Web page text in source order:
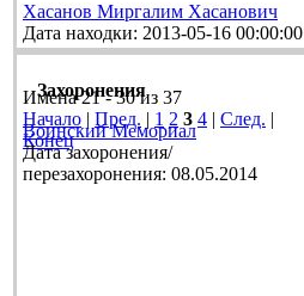
Хасанов Миргалим Хасанович
Дата находки: 2013-05-16 00:00:00
Имена 21 - 30 из 37
Начало | Пред. | 1 2 3 4 | След. |
Конец
Захоронения
Воинский Мемориал
Дата захоронения/
перезахоронения: 08.05.2014